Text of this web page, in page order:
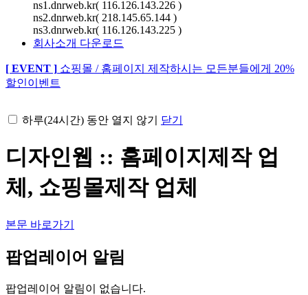
ns1.dnrweb.kr( 116.126.143.226 )
ns2.dnrweb.kr( 218.145.65.144 )
ns3.dnrweb.kr( 116.126.143.225 )
회사소개 다운로드
[ EVENT ] 쇼핑몰 / 홈페이지 제작하시는 모든분들에게 20%
할인이벤트
하루(24시간) 동안 열지 않기 닫기
디자인웹 :: 홈페이지제작 업
체, 쇼핑몰제작 업체
본문 바로가기
팝업레이어 알림
팝업레이어 알림이 없습니다.